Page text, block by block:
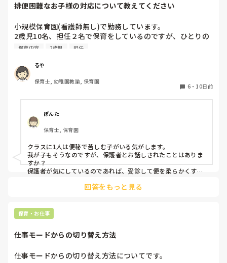
排便困難なお子様の対応について教えてください
小規模保育園(看護師無し)で勤務しています。
2歳児10名、担任２名で保育をしているのですが、ひとりの
お子様が排便困難で2日に1回ほど、20〜30分の間「うん
す。
なかなか出ず苦しそうです。
室内にいる時であれば良いのですが、散歩中にも突然起こり
その都度保育士が１名そこにつく形になるため、昨日は散歩
を途中で切り上げ園へ戻りました。
このようなお子様のいらっしゃる園の経験者の方はいらっし
ゃいますか？
今まで看護師のいる園にいたこともあり、散歩先の時は迎え
に来てもらうなどしていました。
色々なご経験のお話しを聞けたら嬉しいです。
保育内容 2歳児 担任
るや
保育士, 幼稚園教諭, 保育園
6・ 10日前
ぽんた
保育士, 保育園
クラスに1人は便秘で苦しむ子がいる気がします。
我が子もそうなのですが、保護者とお話しされたことはありま
すか？
保護者が気にしているのであれば、受診して便を柔らかくする
じた便秘薬をもらうことをお勧めします。
ラブレという飲み物が合うお子さんもいるようです。
色々試されているかと思いますが、本人が1番きついです。
回答をもっと見る
保育・お仕事
仕事モードからの切り替え方法
仕事モードからの切り替え方法についてです。